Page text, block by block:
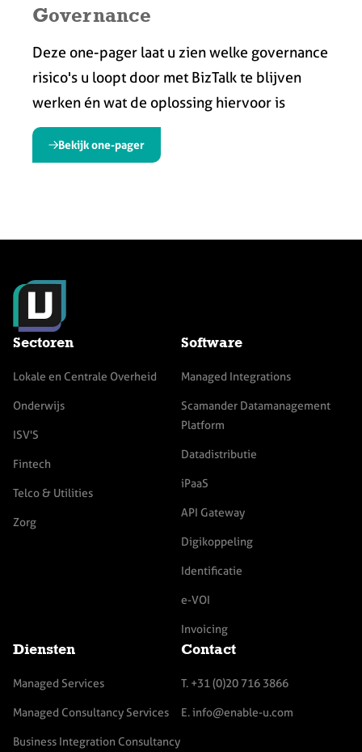
Governance
Deze one-pager laat u zien welke governance
risico's u loopt door met BizTalk te blijven
werken én wat de oplossing hiervoor is
Bekijk one-pager
Sectoren
Lokale en Centrale Overheid
Onderwijs
ISV'S
Fintech
Telco & Utilities
Zorg
Software
Managed Integrations
Scamander Datamanagement
Platform
Datadistributie
iPaaS
API Gateway
Digikoppeling
Identificatie
e-VOI
Invoicing
Diensten
Managed Services
Managed Consultancy Services
Business Integration Consultancy
Contact
T. +31 (0)20 716 3866
E. info@enable-u.com